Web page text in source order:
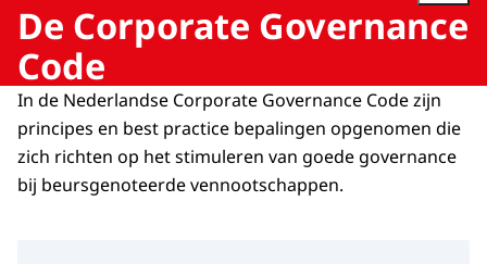
De Corporate Governance
Code
In de Nederlandse Corporate Governance Code zijn
principes en best practice bepalingen opgenomen die
zich richten op het stimuleren van goede governance
bij beursgenoteerde vennootschappen.